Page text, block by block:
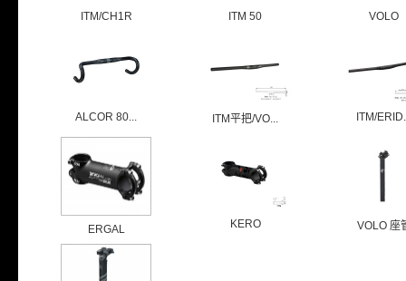
ITM/CH1R ITM 50 VOLO
ALCOR 80... ITM平把/VO... ITM/
ERGAL KERO VOLO 座